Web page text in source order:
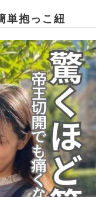
単抱っこ紐